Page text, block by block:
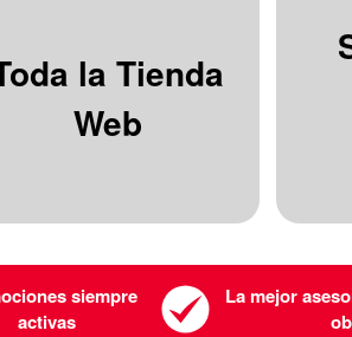
la Tienda
Web
siempre
activas
La mejor